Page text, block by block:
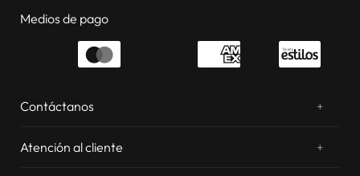
Medios de pago
Contáctanos +
Atención al cliente
+